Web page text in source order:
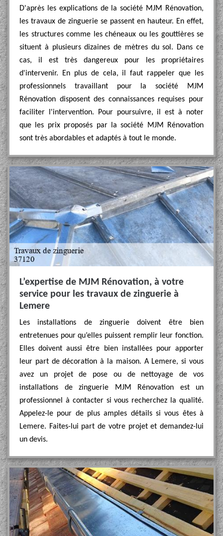
D'après les explications de la société MJM Rénovation,
les travaux de zinguerie se passent en hauteur. En effet,
les structures comme les chéneaux ou les gouttières se
situent à plusieurs dizaines de mètres du sol. Dans ce
cas, il est très dangereux pour les propriétaires
d'intervenir. En plus de cela, il faut rappeler que les
professionnels travaillant pour la société MJM
Rénovation disposent des connaissances requises pour
faciliter l'intervention. Pour poursuivre, il est à noter
que les prix proposés par la société MJM Rénovation
sont très abordables et adaptés à tout le monde.
L’expertise de MJM Rénovation, à votre
service pour les travaux de zinguerie à
Lemere
Les installations de zinguerie doivent être bien
entretenues pour qu’elles puissent remplir leur fonction.
Elles doivent aussi être bien installées pour apporter
leur part de décoration à la maison. A Lemere, si vous
avez un projet de pose ou de nettoyage de vos
installations de zinguerie MJM Rénovation est un
professionnel à contacter si vous recherchez la qualité.
Appelez-le pour de plus amples détails si vous êtes à
Lemere. Faites-lui part de votre projet et demandez-lui
un devis.